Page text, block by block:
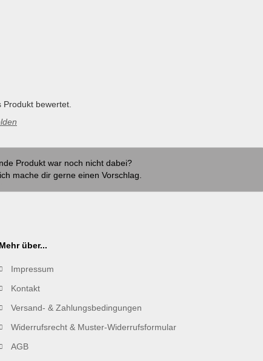
bewertet.
Produkt war noch nicht dabei?
mache dir gerne einen Vorschlag.
Mehr über...
Impressum
Kontakt
Versand- & Zahlungsbedingungen
Widerrufsrecht & Muster-Widerrufsformular
AGB